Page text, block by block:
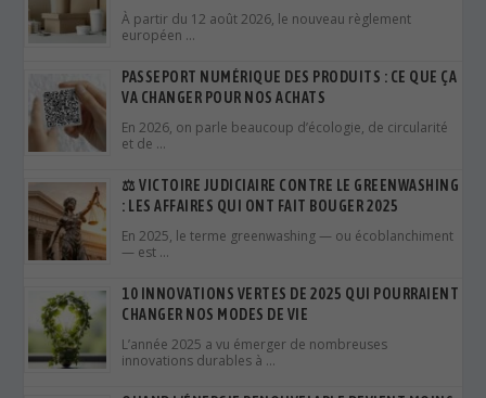
À partir du 12 août 2026, le nouveau règlement
européen …
PASSEPORT NUMÉRIQUE DES PRODUITS : CE QUE ÇA
VA CHANGER POUR NOS ACHATS
En 2026, on parle beaucoup d’écologie, de circularité
et de …
⚖️ VICTOIRE JUDICIAIRE CONTRE LE GREENWASHING
: LES AFFAIRES QUI ONT FAIT BOUGER 2025
En 2025, le terme greenwashing — ou écoblanchiment
— est …
10 INNOVATIONS VERTES DE 2025 QUI POURRAIENT
CHANGER NOS MODES DE VIE
L’année 2025 a vu émerger de nombreuses
innovations durables à …